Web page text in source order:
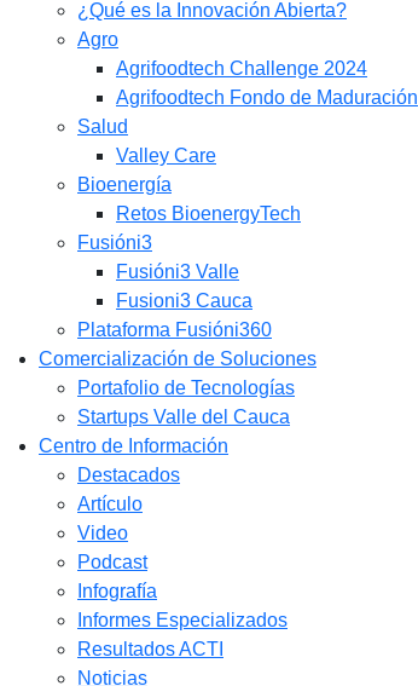
¿Qué es la Innovación Abierta?
Agro
Agrifoodtech Challenge 2024
Agrifoodtech Fondo de Maduración
Salud
Valley Care
Bioenergía
Retos BioenergyTech
Fusióni3
Fusióni3 Valle
Fusioni3 Cauca
Plataforma Fusióni360
Comercialización de Soluciones
Portafolio de Tecnologías
Startups Valle del Cauca
Centro de Información
Destacados
Artículo
Video
Podcast
Infografía
Informes Especializados
Resultados ACTI
Noticias